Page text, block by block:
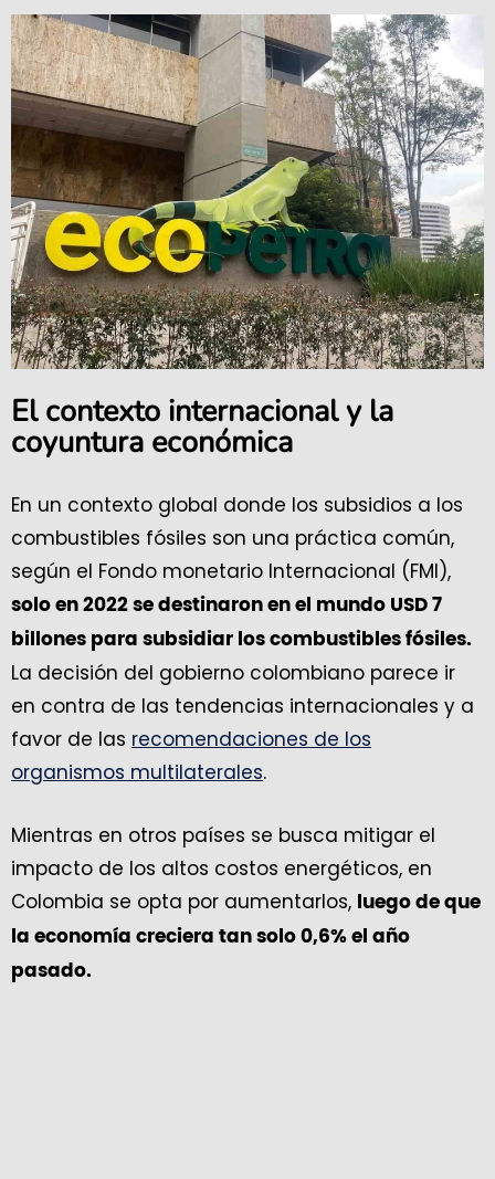
El contexto internacional y la
coyuntura económica
En un contexto global donde los subsidios a los
combustibles fósiles son una práctica común,
según el Fondo monetario Internacional (FMI),
solo en 2022 se destinaron en el mundo USD 7
billones para subsidiar los combustibles fósiles.
La decisión del gobierno colombiano parece ir
en contra de las tendencias internacionales y a
favor de las recomendaciones de los
organismos multilaterales.
Mientras en otros países se busca mitigar el
impacto de los altos costos energéticos, en
Colombia se opta por aumentarlos,
luego de que
la economía creciera tan solo 0,6% el año
pasado.